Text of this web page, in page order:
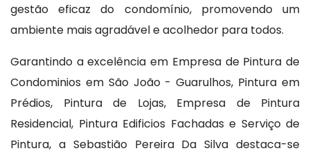
gestão eficaz do condomínio, promovendo um
ambiente mais agradável e acolhedor para todos.
Garantindo a excelência em Empresa de Pintura de
Condominios em São João - Guarulhos, Pintura em
Prédios, Pintura de Lojas, Empresa de Pintura
Residencial, Pintura Edificios Fachadas e Serviço de
Pintura, a Sebastião Pereira Da Silva destaca-se